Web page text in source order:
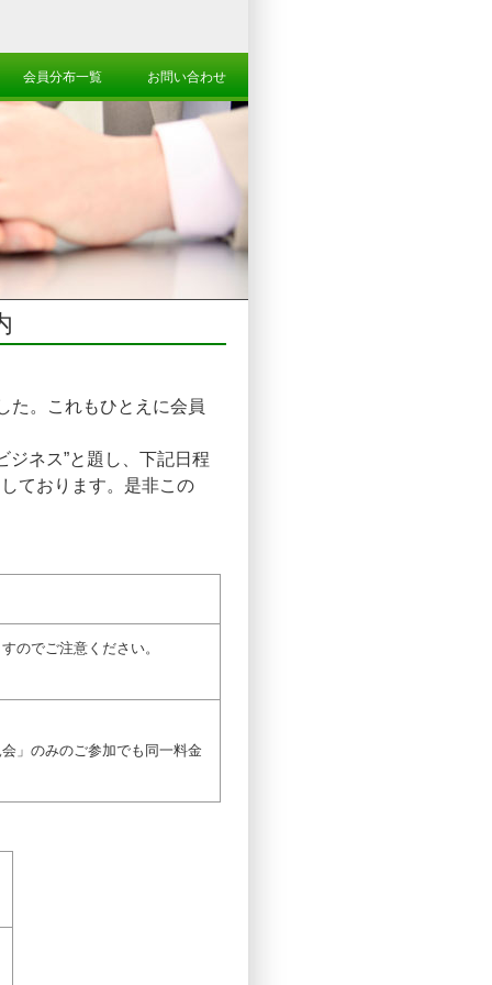
会員分布一覧 お問い合わせ
た。これもひとえに会員
ジネス”と題し、下記日程
ております。是非この
でご注意ください。
」のみのご参加でも同一料金